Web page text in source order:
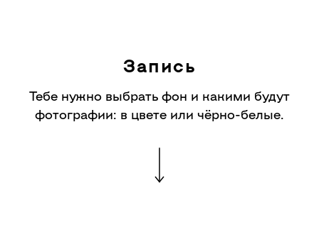
Запись
Тебе нужно выбрать фон и какими будут
фотографии: в цвете или чёрно-белые.